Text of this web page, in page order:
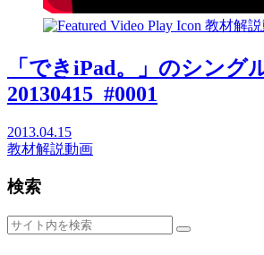
教材解
「できiPad。」のシン
20130415_#0001
2013.04.15
教材解説動画
検索